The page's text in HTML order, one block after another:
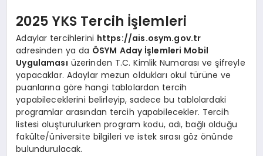
2025 YKS Tercih İşlemleri
Adaylar tercihlerini https://ais.osym.gov.tr
adresinden ya da ÖSYM Aday İşlemleri Mobil
Uygulaması üzerinden T.C. Kimlik Numarası ve şifreyle
yapacaklar. Adaylar mezun oldukları okul türüne ve
puanlarına göre hangi tablolardan tercih
yapabileceklerini belirleyip, sadece bu tablolardaki
programlar arasından tercih yapabilecekler. Tercih
listesi oluşturulurken program kodu, adı, bağlı olduğu
fakülte/üniversite bilgileri ve istek sırası göz önünde
bulundurulacak.